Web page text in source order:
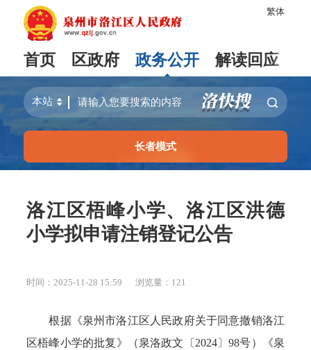
繁体
首页 区政府 政务公开 解读回应
长者模式
洛江区梧峰小学、洛江区洪德
小学拟申请注销登记公告
时间：2025-11-28 15:59 浏览量： 121
根据《泉州市洛江区人民政府关于同意撤销洛江
区梧峰小学的批复》（泉洛政文〔2024〕98号）《泉